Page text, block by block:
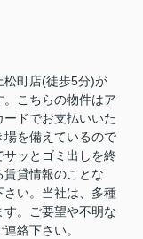
松町店(徒歩5分)が
こちらの物件はア
ドでお支払いいた
場を備えているので
ッとゴミ出しを終
賃貸情報のことな
さい。当社は、多種
。ご要望や不明な
絡下さい。